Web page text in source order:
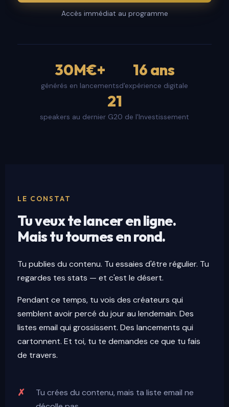
Accès immédiat au programme
30M€+
générés en lancements
16 ans
d'expérience digitale
21
speakers au dernier G20 de l'Investissement
LE CONSTAT
Tu veux te lancer en ligne.
Mais tu tournes en rond.
Tu publies du contenu. Tu essaies d'être régulier. Tu
regardes tes stats — et c'est le désert.
Pendant ce temps, tu vois des créateurs qui
semblent avoir percé du jour au lendemain. Des
listes email qui grossissent. Des lancements qui
cartonnent. Et toi, tu te demandes ce que tu fais
de travers.
Tu crées du contenu, mais ta liste email ne